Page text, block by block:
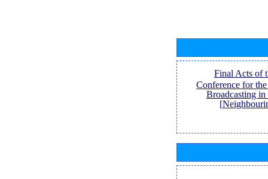
[Final Acts of
Conference for
Broadcasting